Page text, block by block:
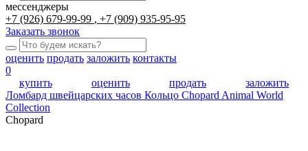
мессенджеры
+7 (926) 679-99-99
+7 (909) 935-95-95
Заказать звонок
оценить продать заложить контакты
0
купить
оценить продать
заложить
Ломбард швейцарских часов Кольцо Chopard Animal World
Collection
Chopard